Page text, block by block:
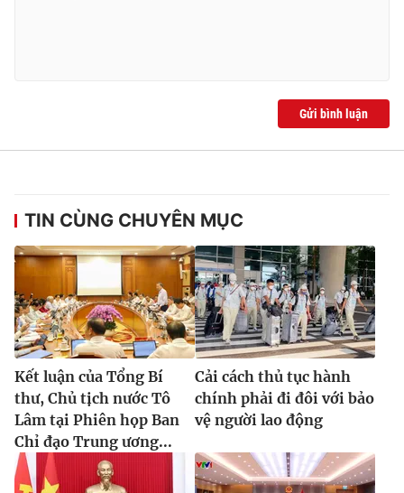
Gửi bình luận
TIN CÙNG CHUYÊN MỤC
Kết luận của Tổng Bí
thư, Chủ tịch nước Tô
Lâm tại Phiên họp Ban
Chỉ đạo Trung ương...
Cải cách thủ tục hành
chính phải đi đôi với bảo
vệ người lao động